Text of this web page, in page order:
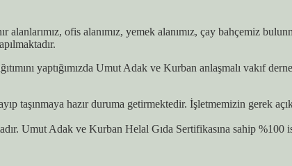
ofis alanımız, yemek alanımız, çay bahçemiz
yaptığımızda Umut Adak ve Kurban anlaşmalı vakıf
taşınmaya hazır duruma getirmektedir. İşletmemizin gerek
Umut Adak ve Kurban Helal Gıda Sertifikasına sahip